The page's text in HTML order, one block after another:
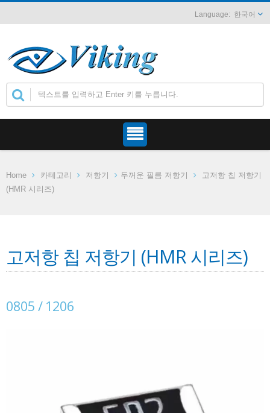
한국어
Home 카테고리 저항기 두꺼운 필름 저항기
고저항 칩 저항기
(HMR 시리즈)
고저항 칩 저항기 (HMR 시리즈)
0805 / 1206